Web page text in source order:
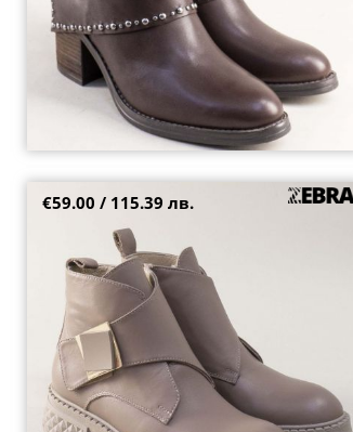
Тренд дамски боти с цип и велкро
закопчаване в бежова кожа 2303304bj
39
€59.00 / 115.39 лв.